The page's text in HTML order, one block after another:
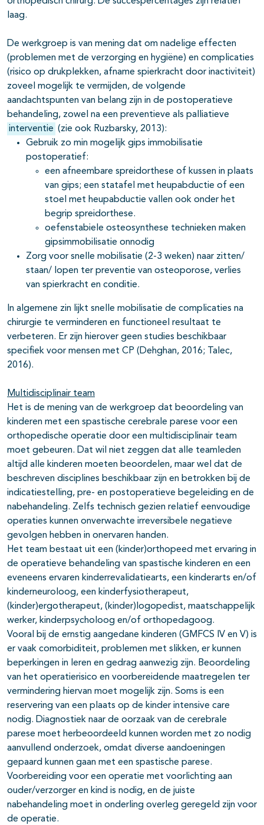
laag.
De werkgroep is van mening dat om nadelige effecten
(problemen met de verzorging en hygiëne) en complicaties
(risico op drukplekken, afname spierkracht door inactiviteit)
zoveel mogelijk te vermijden, de volgende
aandachtspunten van belang zijn in de postoperatieve
behandeling, zowel na een preventieve als palliatieve
interventie (zie ook Ruzbarsky, 2013):
Gebruik zo min mogelijk gips immobilisatie
postoperatief:
een afneembare spreidorthese of kussen in plaats
van gips; een statafel met heupabductie of een
stoel met heupabductie vallen ook onder het
begrip spreidorthese.
oefenstabiele osteosynthese technieken maken
gipsimmobilisatie onnodig
Zorg voor snelle mobilisatie (2-3 weken) naar zitten/
staan/ lopen ter preventie van osteoporose, verlies
van spierkracht en conditie.
In algemene zin lijkt snelle mobilisatie de complicaties na
chirurgie te verminderen en functioneel resultaat te
verbeteren. Er zijn hierover geen studies beschikbaar
specifiek voor mensen met CP (Dehghan, 2016; Talec,
2016).
Multidisciplinair team
Het is de mening van de werkgroep dat beoordeling van
kinderen met een spastische cerebrale parese voor een
orthopedische operatie door een multidisciplinair team
moet gebeuren. Dat wil niet zeggen dat alle teamleden
altijd alle kinderen moeten beoordelen, maar wel dat de
beschreven disciplines beschikbaar zijn en betrokken bij de
indicatiestelling, pre- en postoperatieve begeleiding en de
nabehandeling. Zelfs technisch gezien relatief eenvoudige
operaties kunnen onverwachte irreversibele negatieve
gevolgen hebben in onervaren handen.
Het team bestaat uit een (kinder)orthopeed met ervaring in
de operatieve behandeling van spastische kinderen en een
eveneens ervaren kinderrevalidatiearts, een kinderarts en/of
kinderneuroloog, een kinderfysiotherapeut,
(kinder)ergotherapeut, (kinder)logopedist, maatschappelijk
werker, kinderpsycholoog en/of orthopedagoog.
Vooral bij de ernstig aangedane kinderen (GMFCS IV en V) is
er vaak comorbiditeit, problemen met slikken, er kunnen
beperkingen in leren en gedrag aanwezig zijn. Beoordeling
van het operatierisico en voorbereidende maatregelen ter
vermindering hiervan moet mogelijk zijn. Soms is een
reservering van een plaats op de kinder intensive care
nodig. Diagnostiek naar de oorzaak van de cerebrale
parese moet herbeoordeeld kunnen worden met zo nodig
aanvullend onderzoek, omdat diverse aandoeningen
gepaard kunnen gaan met een spastische parese.
Voorbereiding voor een operatie met voorlichting aan
ouder/verzorger en kind is nodig, en de juiste
nabehandeling moet in onderling overleg geregeld zijn voor
de operatie.